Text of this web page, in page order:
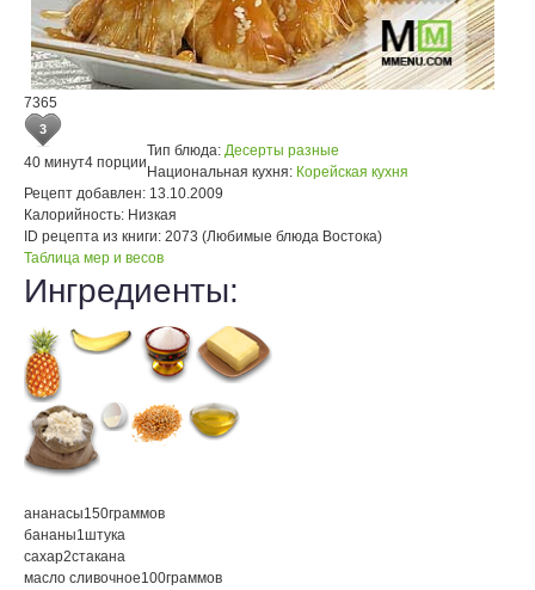
7365
3
40 минут4 порции
Тип блюда: Десерты разные
Национальная кухня: Корейская кухня
Рецепт добавлен: 13.10.2009
Калорийность: Низкая
ID рецепта из книги: 2073 (Любимые блюда Востока)
Таблица мер и весов
Ингредиенты:
ананасы150граммов
бананы1штука
сахар2стакана
масло сливочное100граммов